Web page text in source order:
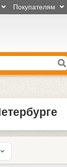
Покупателям